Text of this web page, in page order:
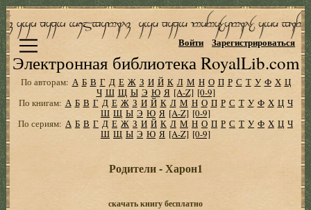
Электронная библиотека RoyalLib.com
Войти Зарегистрироваться
По авторам: А Б В Г Д Е Ж З И Й К Л М Н О П Р С Т У Ф Х Ц
Ч Ш Щ Ы Э Ю Я [A-Z] [0-9]
По книгам: А Б В Г Д Е Ж З И Й К Л М Н О П Р С Т У Ф Х Ц Ч
Ш Щ Ы Э Ю Я [A-Z] [0-9]
По сериям: А Б В Г Д Е Ж З И Й К Л М Н О П Р С Т У Ф Х Ц Ч
Ш Щ Ы Э Ю Я [A-Z] [0-9]
Родители - Харон1
скачать книгу бесплатно